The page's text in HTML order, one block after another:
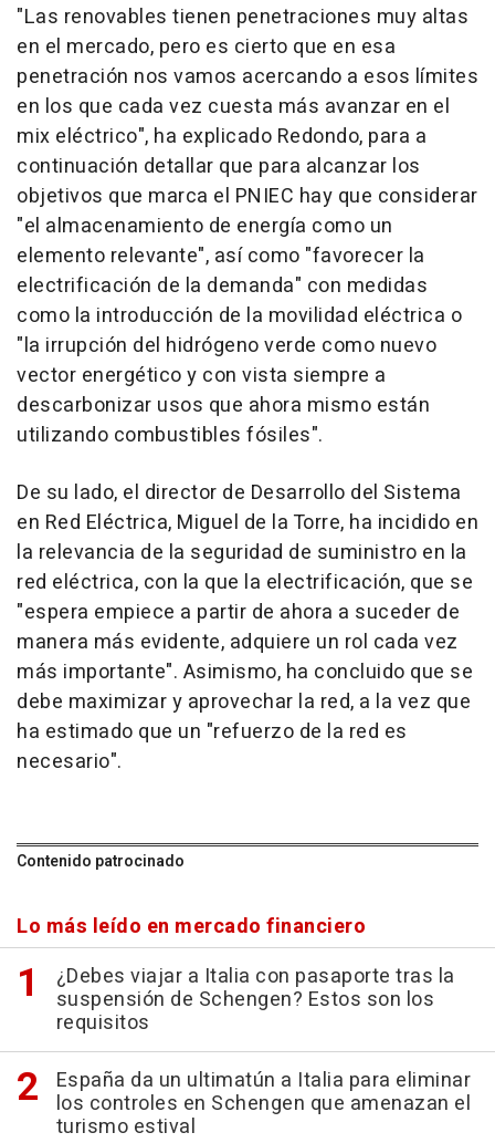
"Las renovables tienen penetraciones muy altas
en el mercado, pero es cierto que en esa
penetración nos vamos acercando a esos límites
en los que cada vez cuesta más avanzar en el
mix eléctrico", ha explicado Redondo, para a
continuación detallar que para alcanzar los
objetivos que marca el PNIEC hay que considerar
"el almacenamiento de energía como un
elemento relevante", así como "favorecer la
electrificación de la demanda" con medidas
como la introducción de la movilidad eléctrica o
"la irrupción del hidrógeno verde como nuevo
vector energético y con vista siempre a
descarbonizar usos que ahora mismo están
utilizando combustibles fósiles".
De su lado, el director de Desarrollo del Sistema
en Red Eléctrica, Miguel de la Torre, ha incidido en
la relevancia de la seguridad de suministro en la
red eléctrica, con la que la electrificación, que se
"espera empiece a partir de ahora a suceder de
manera más evidente, adquiere un rol cada vez
más importante". Asimismo, ha concluido que se
debe maximizar y aprovechar la red, a la vez que
ha estimado que un "refuerzo de la red es
necesario".
Contenido patrocinado
Lo más leído en mercado financiero
¿Debes viajar a Italia con pasaporte tras la
suspensión de Schengen? Estos son los
requisitos
España da un ultimatún a Italia para eliminar
los controles en Schengen que amenazan el
turismo estival